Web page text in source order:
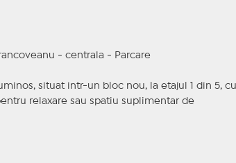
- centrala - Parcare
situat intr-un bloc nou, la etajul 1 din 5, cu
relaxare sau spatiu suplimentar de